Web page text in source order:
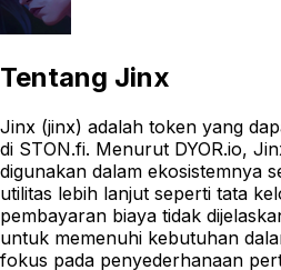
Tentang Jinx
Jinx (jinx) adalah token yang
di STON.fi. Menurut DYOR.io,
digunakan dalam ekosistemnya
utilitas lebih lanjut seperti tata
pembayaran biaya tidak
untuk memenuhi kebutuhan
fokus pada penyederhanaan